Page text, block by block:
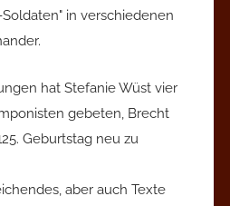
in verschiedenen
hat Stefanie Wüst vier
gebeten, Brecht
Geburtstag neu zu
aber auch Texte